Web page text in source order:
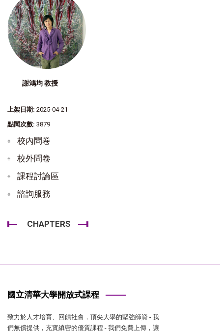
謝鴻均 教授
上架日期: 2025-04-21
點閱次數: 3879
校內問卷
校外問卷
課程討論區
諮詢服務
CHAPTERS
國立清華大學開放式課程
致力於人才培育、回饋社會，頂尖大學的堅強師資 - 我
們無償提供，充實縝密的優質課程 - 我們免費上傳，讓